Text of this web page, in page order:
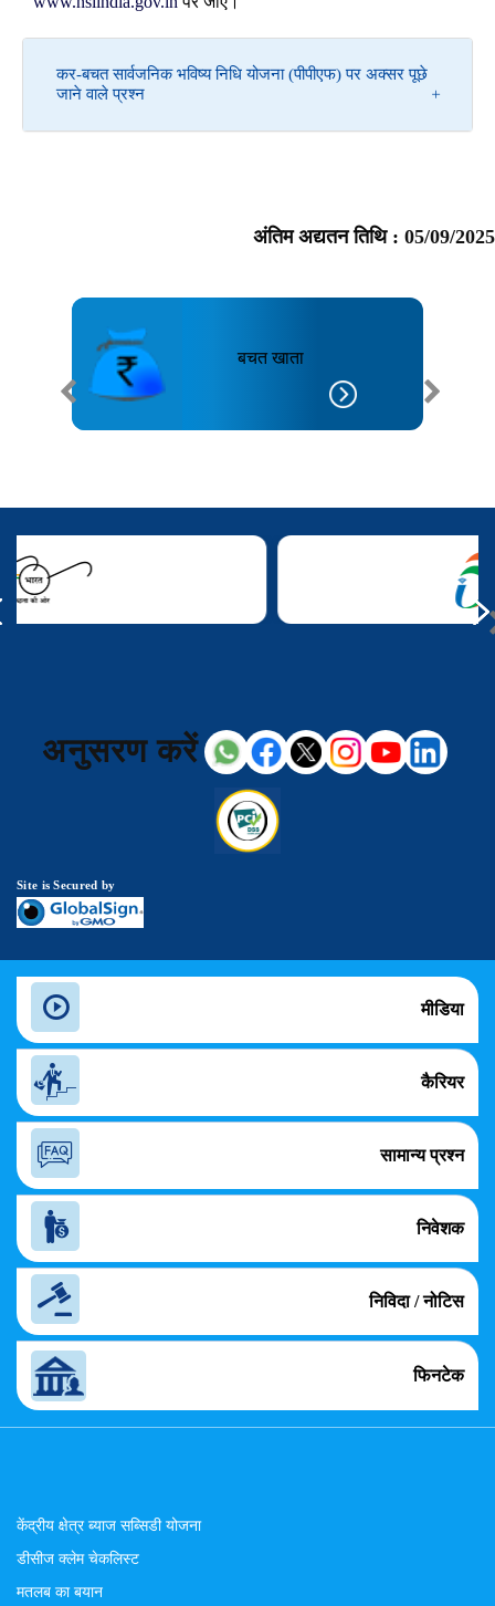
कर-बचत सार्वजनिक भविष्य निधि योजना (पीपीएफ) पर अक्सर पूछे
जाने वाले प्रश्न
अंतिम अद्यतन तिथि : 05/09/2025
बचत खाता
अनुसरण करें
Site is Secured by
मीडिया
कैरियर
सामान्य प्रश्न
निवेशक
निविदा / नोटिस
फिनटेक
केंद्रीय क्षेत्र ब्याज सब्सिडी योजना
डीसीज क्लेम चेकलिस्ट
मतलब का बयान